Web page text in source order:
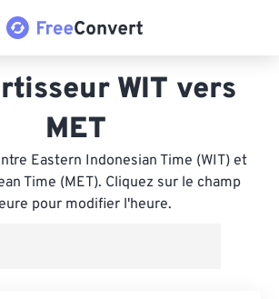
WIT vers
MET
Eastern Indonesian Time (WIT) et
Time (MET). Cliquez sur le champ
pour modifier l'heure.